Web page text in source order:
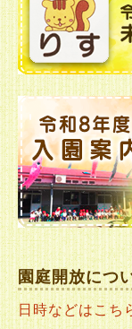
園庭開放につ
日時などはこち